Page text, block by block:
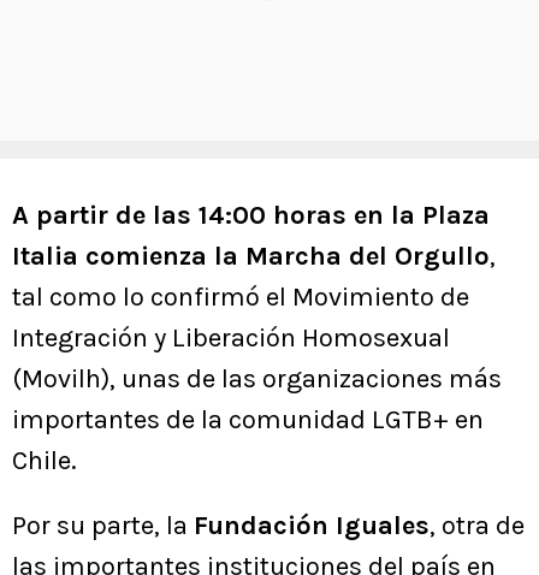
A partir de las 14:00 horas en la Plaza
Italia comienza la Marcha del Orgullo,
tal como lo confirmó el Movimiento de
Integración y Liberación Homosexual
(Movilh), unas de las organizaciones más
importantes de la comunidad LGTB+ en
Chile.
Por su parte, la Fundación Iguales, otra de
las importantes instituciones del país en